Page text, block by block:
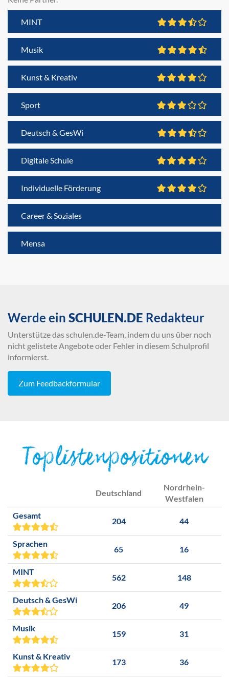
MINT
Musik
Kunst & Kreativ
Sport
Deutsch & GesWi
Digitale Schule
Individuelle Förderung
Career & Soziales
Mensa
Werde ein SCHULEN.DE Redakteur
Unterstütze das schulen.de-Team, indem du uns über noch
nicht gelistete Angebote oder Fehler in diesem Schulprofil
informierst.
Zum Feedbackformular
Toplistenpositionen
Deutschland
Nordrhein-
Westfalen
Gesamt
204 44
Sprachen
65 16
MINT
562 148
Deutsch & GesWi
206 49
Musik
159 31
Kunst & Kreativ
173 36